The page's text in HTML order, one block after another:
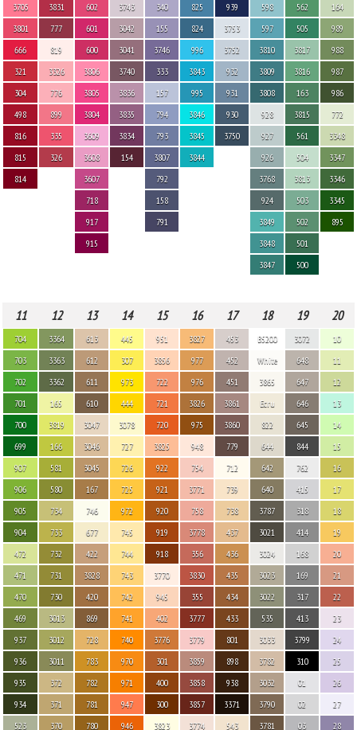
3705
3801
666
321
304
498
816
815
814
3831
777
819
3326
776
899
335
326
602
601
600
3806
3805
3804
3609
3608
3607
718
917
915
3743
3042
3041
3740
3836
3835
3834
154
340
155
3746
333
157
794
793
3807
792
158
791
825
824
996
3843
995
3846
3845
3844
939
3753
3752
932
931
930
3750
598
597
3810
3809
3808
928
927
926
3768
924
3849
3848
3847
562
505
3817
3816
163
3815
561
504
3813
503
502
501
500
164
989
988
987
986
772
3348
3347
3346
3345
895
11 12 13 14 15 16 17 18 19 20
704
703
702
701
700
699
907
906
905
904
472
471
470
469
937
936
935
934
523
3364
3363
3362
165
3819
166
581
580
734
733
732
731
730
3013
3012
3011
372
371
370
613
612
611
610
3047
3046
3045
167
746
677
422
3828
420
869
728
783
782
781
780
445
307
973
444
3078
727
726
725
972
745
744
743
742
741
740
970
971
947
946
951
3856
722
721
720
3825
922
921
920
919
918
3770
945
402
3776
301
400
300
3823
3827
977
976
3826
975
948
754
3771
758
3778
356
3830
355
3777
3779
3859
3858
3857
3774
453
452
451
3861
3860
779
712
739
738
437
436
435
434
433
801
898
938
3371
543
B5200
White
3865
Ecru
822
644
642
640
3787
3021
3024
3023
3022
535
3033
3782
3032
3790
3781
3072
648
647
646
645
844
762
415
318
414
168
169
317
413
3799
310
01
02
03
10
11
12
13
14
15
16
17
18
19
20
21
22
23
24
25
26
27
28